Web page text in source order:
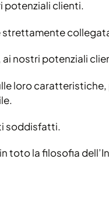
potenziali clienti.
nostri potenziali
loro
soddisfatti.
toto la filosofia